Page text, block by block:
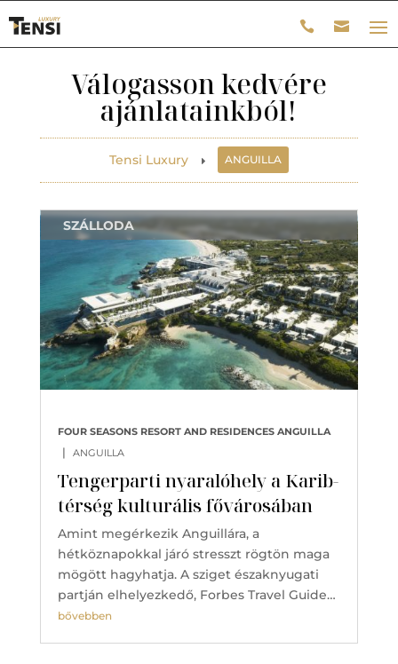
Válogasson kedvére
ajánlatainkból!
Tensi Luxury E ANGUILLA
Tengerparti nyaralóhely a Karib-
térség kulturális fővárosában
FOUR SEASONS RESORT AND RESIDENCES ANGUILLA
| ANGUILLA
SZÁLLODA
Amint megérkezik Anguillára, a
hétköznapokkal járó stresszt rögtön maga
mögött hagyhatja. A sziget északnyugati
partján elhelyezkedő, Forbes Travel Guide…
bővebben